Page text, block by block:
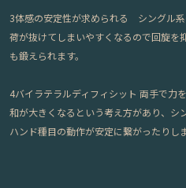
3体感の安定性が求められる シングル
荷が抜けてしまいやすくなるので回旋を
も鍛えられます。
4バイラテラルディフィシット 両手で力
和が大きくなるという考え方があり、シ
ハンド種目の動作が安定に繋がったりしま